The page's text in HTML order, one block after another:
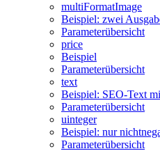
multiFormatImage
Beispiel: zwei
Parameterübersicht
price
Beispiel
Parameterübersicht
text
Beispiel: SEO-Text
Parameterübersicht
uinteger
Beispiel: nur
Parameterübersicht